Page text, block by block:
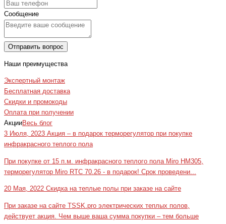
Сообщение
Отправить вопрос
Наши преимущества
Экспертный монтаж
Бесплатная доставка
Скидки и промокоды
Оплата при получении
АкцииВесь блог
3 Июля, 2023 Акция – в подарок терморегулятор при покупке
инфракрасного теплого пола
При покупке от 15 п.м. инфракрасного теплого пола Miro HM305,
терморегулятор Miro RTC 70.26 - в подарок! Срок проведени...
20 Мая, 2022 Скидка на теплые полы при заказе на сайте
При заказе на сайте TSSK.pro электрических теплых полов,
действует акция. Чем выше ваша сумма покупки – тем больше